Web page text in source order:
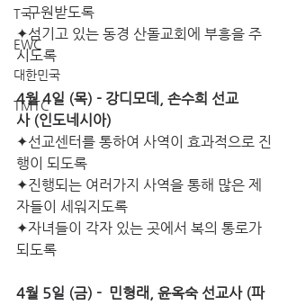
T국
EWC
대한민국
TMTC
구원받도록
✦섬기고 있는 동경 산돌교회에 부흥을 주
시도록
4월 4일 (목) - 강디모데, 손수희 선교
사 (인도네시아)
✦선교센터를 통하여 사역이 효과적으로 진
행이 되도록
✦진행되는 여러가지 사역을 통해 많은 제
자들이 세워지도록
✦자녀들이 각자 있는 곳에서 복의 통로가
되도록
4월 5일 (금) -  민형래, 윤옥숙 선교사 (파